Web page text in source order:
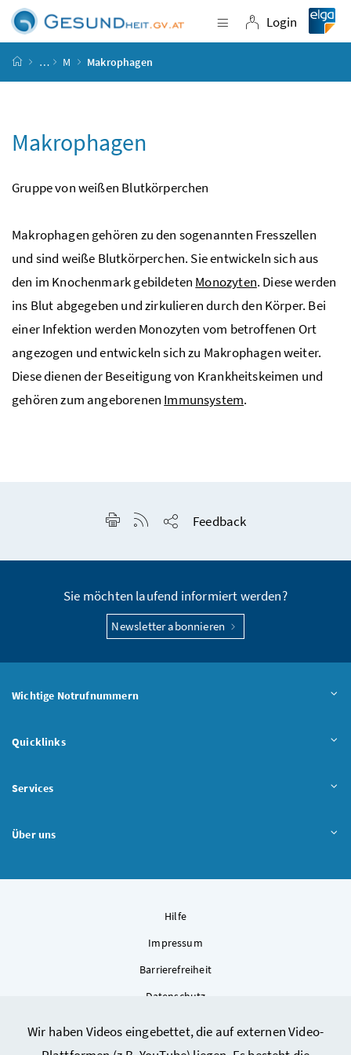
Zum Inhalt
Zum Hauptmenü
Zum Untermenü
Zur Suche
Wir haben Videos eingebettet, die auf externen Video-
Navigation
Login
Login
Startseite
… M Makrophagen
Makrophagen
Gruppe von weißen Blutkörperchen
Makrophagen gehören zu den sogenannten Fresszellen
und sind weiße Blutkörperchen. Sie entwickeln sich aus
den im Knochenmark gebildeten Monozyten. Diese werden
ins Blut abgegeben und zirkulieren durch den Körper. Bei
einer Infektion werden Monozyten vom betroffenen Ort
angezogen und entwickeln sich zu Makrophagen weiter.
Diese dienen der Beseitigung von Krankheitskeimen und
gehören zum angeborenen Immunsystem.
Seite drucken
RSS-Feed anzeigen
Feedback
Sie möchten laufend informiert werden?
Newsletter abonnieren
Wichtige Notrufnummern
Quicklinks
Services
Über uns
Hilfe
Impressum
Barrierefreiheit
Datenschutz
Sitemap